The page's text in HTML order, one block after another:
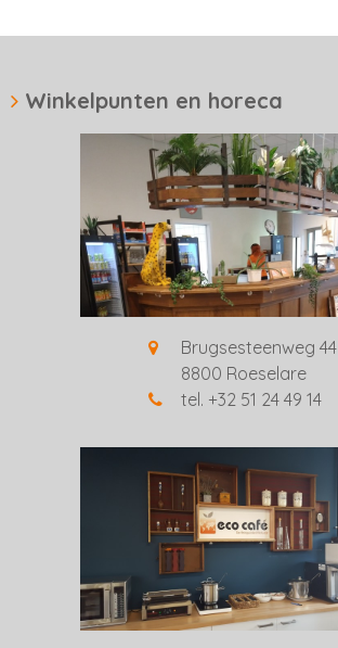
Winkelpunten en horeca
Brugsesteenweg 44
8800 Roeselare
tel. +32 51 24 49 14